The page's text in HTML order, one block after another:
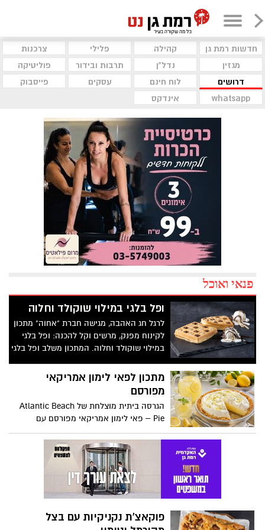
חדשות רמת גן קהילה פלילי
צרכנות
מגזין
נדל"ן תרבות ובידור
פוליטיקה
דרושים
לוח חינם עסקים
פייסבוק
whatsapp
אינדקס
פנאי ואוכל
ופל בלגי במילוי שוקולד וחלוה
לרגל חג האהבה, מגישה חברת "אחוה" מתכון
לקינוח מפנק, מרשים וקל להכנה: ופל בלגי
במילוי שוקולד וחלוה. המתכון משלב ופל בלגי
וממרח טחינה בטעם שוקולד ללא תוספת
סוכר של אחוה, היוצרים שילוב טעמים מענג
בין מתיקות השוקולד לעומק הטעם הייחודי
של החלוה. המתכון פשוט ומהיר להכנה, אינו
דורש מיומנות מיוחדת ומתאים לכל מי
שמעוניין להפתיע את בן או בת הזוג במחווה
מתוקה ומיוחדת. בין אם מדובר בארוחת בוקר
מפנקת, קינוח לארוחה רומנטית או פינוק זוגי
בסוף היום, הוופל הבלגי בטעם שוקולד וחלוה
יהפוך כל רגע לחגיגה של אהבה. ט"ו באב
שמח!
מתכון לפאי לימון אמריקאי
מפורסם
הגרסה ביתית מוצלחת של Atlantic Beach
Pie – פאי לימון אמריקאי מפורסם עם
תחתית מלוחה-מתוקה מקרקרים, קרם לימון
עשיר וקצפת. זהו אחד הקינוחים האהובים
ביותר של הקיץ
פוקאצ'ת נקניקיות עם בצל